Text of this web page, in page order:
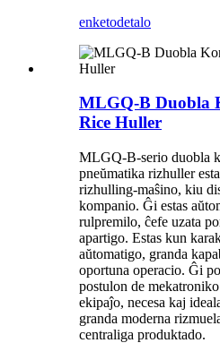
enketodetalo
MLGQ-B Duobla
Rice Huller
MLGQ-B-serio duobla
pneŭmatika rizhuller
rizhulling-maŝino, kiu
kompanio. Ĝi estas
rulpremilo, ĉefe uzata
apartigo. Estas kun
aŭtomatigo, granda
oportuna operacio. Ĝi
postulon de
ekipaĵo, necesa kaj
granda moderna
centraliga produktado.